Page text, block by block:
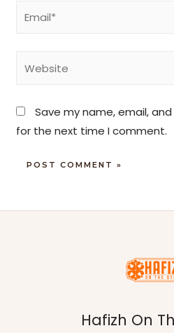
Save my name, email,
for the next time I comment.
Hafizh On